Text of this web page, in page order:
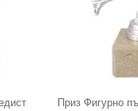
Приз Фигурно